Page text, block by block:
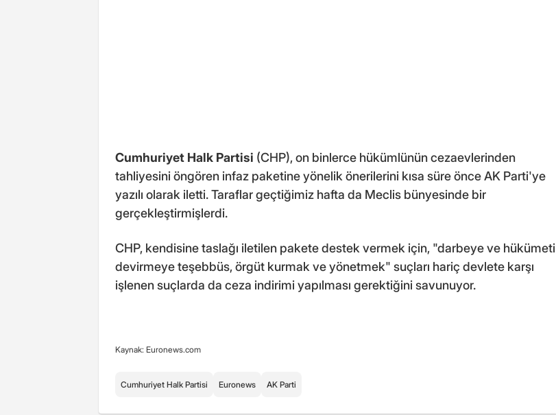
Cumhuriyet Halk Partisi (CHP), on binlerce hükümlünün cezaevlerinden
tahliyesini öngören infaz paketine yönelik önerilerini kısa süre önce AK Parti'ye
yazılı olarak iletti. Taraflar geçtiğimiz hafta da Meclis bünyesinde bir
gerçekleştirmişlerdi.
CHP, kendisine taslağı iletilen pakete destek vermek için, "darbeye ve hükümeti
devirmeye teşebbüs, örgüt kurmak ve yönetmek" suçları hariç devlete karşı
işlenen suçlarda da ceza indirimi yapılması gerektiğini savunuyor.
Kaynak: Euronews.com
Cumhuriyet Halk Partisi Euronews AK Parti